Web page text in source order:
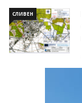
СЛИВЕН